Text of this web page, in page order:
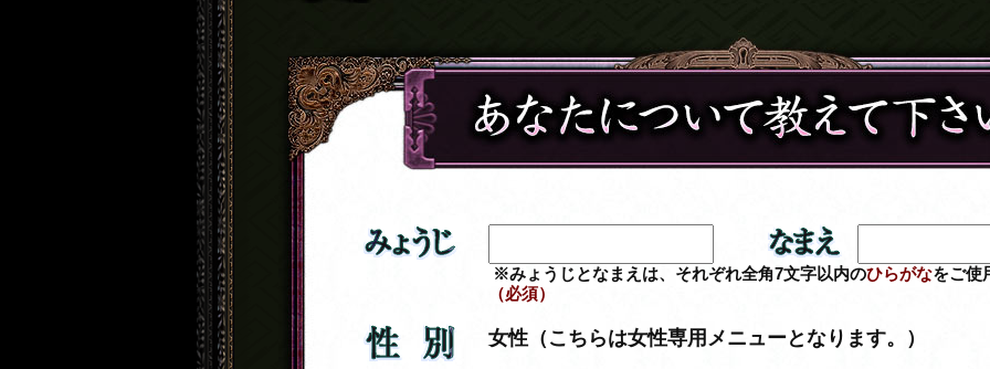
※みょうじとなまえは、それぞれ全角7文字以内のひらがなをご使
（必須）
女性（こちらは女性専用メニューとなります。）